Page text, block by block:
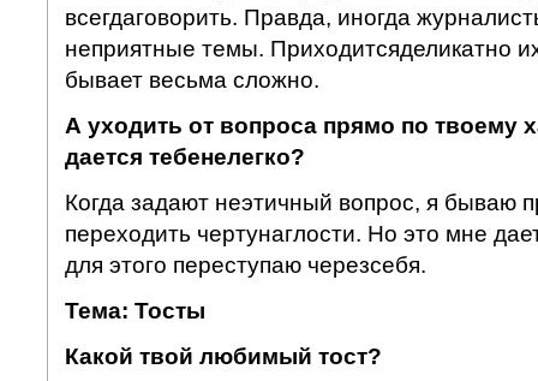
всегдаговорить. Правда, иногда
неприятные темы. Приходитсяделикатно
бывает весьма сложно.
А уходить от вопроса прямо по твоему
дается тебенелегко?
Когда задают неэтичный вопрос, я бываю
переходить чертунаглости. Но это мне
для этого переступаю черезсебя.
Тема: Тосты
Какой твой любимый тост?